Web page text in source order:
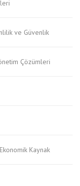
ve Güvenlik
Çözümleri
Kaynak